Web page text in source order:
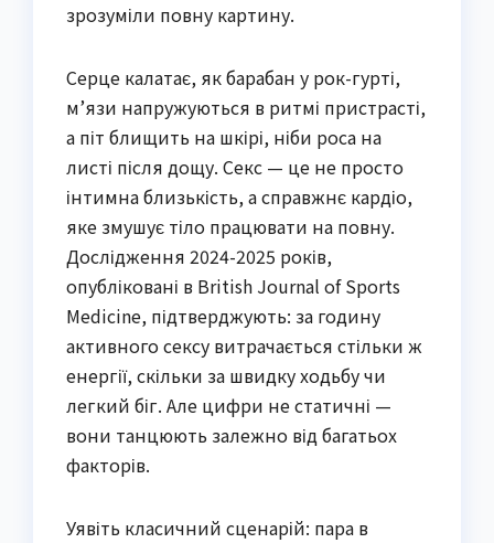
зрозуміли повну картину.
Серце калатає, як барабан у рок-гурті,
м’язи напружуються в ритмі пристрасті,
а піт блищить на шкірі, ніби роса на
листі після дощу. Секс — це не просто
інтимна близькість, а справжнє кардіо,
яке змушує тіло працювати на повну.
Дослідження 2024-2025 років,
опубліковані в British Journal of Sports
Medicine, підтверджують: за годину
активного сексу витрачається стільки ж
енергії, скільки за швидку ходьбу чи
легкий біг. Але цифри не статичні —
вони танцюють залежно від багатьох
факторів.
Уявіть класичний сценарій: пара в